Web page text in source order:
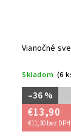
Vianočné
Skladom (6
–36 %
€13,90
€11,30 bez DPH